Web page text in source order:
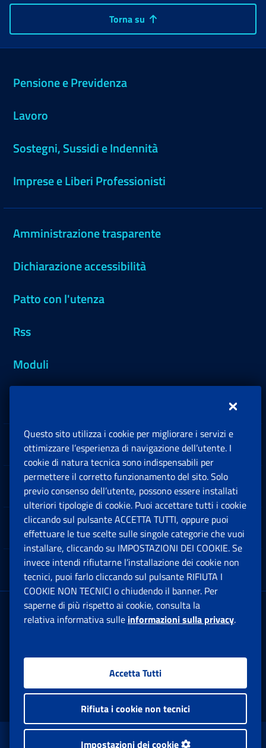
Torna su
Pensione e Previdenza
Lavoro
Sostegni, Sussidi e Indennità
Imprese e Liberi Professionisti
Amministrazione trasparente
Dichiarazione accessibilità
Patto con l'utenza
Rss
Moduli
Sedi e Contatti
Software
Note Legali
App mobile
Sede Legale : Via Ciro il Grande, 21
00144 Roma
Facebook: Apre una nuova finestra
Twitter: Apre una nuova finestra
Whatsapp: Apre una nuova
Youtube: Apre una
Instagram:
www.inps.gov.it © 1997-2026
Questo sito utilizza i cookie per migliorare i servizi e
ottimizzare l’esperienza di navigazione dell’utente. I
cookie di natura tecnica sono indispensabili per
permettere il corretto funzionamento del sito. Solo
previo consenso dell’utente, possono essere installati
ulteriori tipologie di cookie. Puoi accettare tutti i cookie
cliccando sul pulsante ACCETTA TUTTI, oppure puoi
effettuare le tue scelte sulle singole categorie che vuoi
installare, cliccando su IMPOSTAZIONI DEI COOKIE. Se
invece intendi rifiutarne l’installazione dei cookie non
tecnici, puoi farlo cliccando sul pulsante RIFIUTA I
COOKIE NON TECNICI o chiudendo il banner. Per
saperne di più rispetto ai cookie, consulta la
relativa informativa sulle informazioni sulla privacy.
Accetta Tutti
Rifiuta i cookie non tecnici
Impostazioni dei cookie